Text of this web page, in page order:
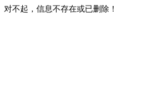
对不起，信息不存在或已删除！